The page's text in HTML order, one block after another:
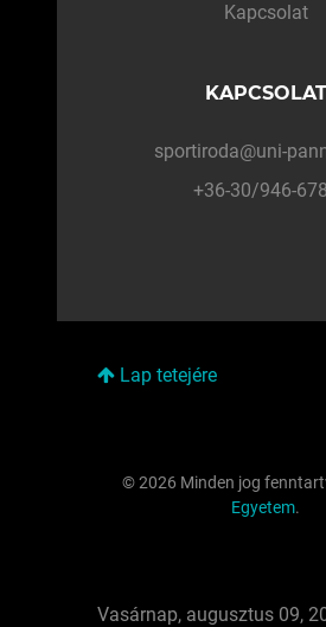
Kapcsolat
KAPCSOLAT
sportiroda@uni-
+36-30/946-
Lap tetejére
© 2026 Minden jog
Egyetem.
Vasárnap, augusztus 09,